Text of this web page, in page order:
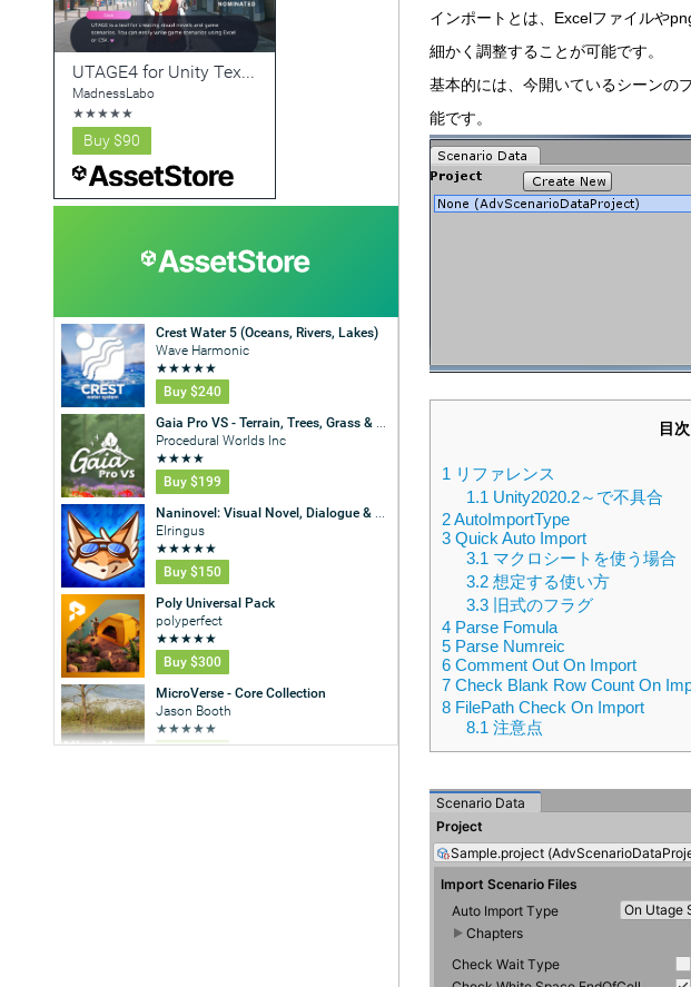
インポートとは、Excelファイルや
細かく調整することが可能です。
基本的には、今開いているシーンの
能です。
目次
1 リファレンス
1.1 Unity2020.2～で不具合
2AutoImportType
3Quick Auto Import
3.1 マクロシートを使う場合
3.2 想定する使い方
3.3 旧式のフラグ
4Parse Fomula
5Parse Numreic
6Comment Out On Import
7Check Blank Row Count On
8FilePath Check On Import
8.1 注意点